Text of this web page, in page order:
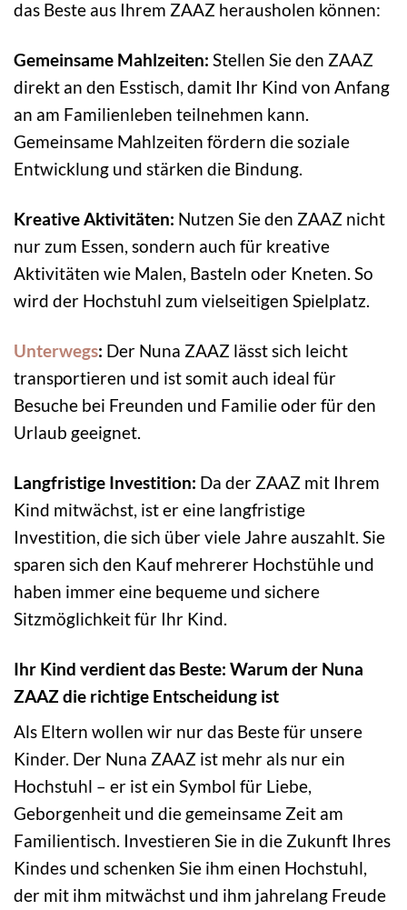
das Beste aus Ihrem ZAAZ herausholen können:
Gemeinsame Mahlzeiten: Stellen Sie den ZAAZ
direkt an den Esstisch, damit Ihr Kind von Anfang
an am Familienleben teilnehmen kann.
Gemeinsame Mahlzeiten fördern die soziale
Entwicklung und stärken die Bindung.
Kreative Aktivitäten: Nutzen Sie den ZAAZ nicht
nur zum Essen, sondern auch für kreative
Aktivitäten wie Malen, Basteln oder Kneten. So
wird der Hochstuhl zum vielseitigen Spielplatz.
Unterwegs: Der Nuna ZAAZ lässt sich leicht
transportieren und ist somit auch ideal für
Besuche bei Freunden und Familie oder für den
Urlaub geeignet.
Langfristige Investition: Da der ZAAZ mit Ihrem
Kind mitwächst, ist er eine langfristige
Investition, die sich über viele Jahre auszahlt. Sie
sparen sich den Kauf mehrerer Hochstühle und
haben immer eine bequeme und sichere
Sitzmöglichkeit für Ihr Kind.
Ihr Kind verdient das Beste: Warum der Nuna
ZAAZ die richtige Entscheidung ist
Als Eltern wollen wir nur das Beste für unsere
Kinder. Der Nuna ZAAZ ist mehr als nur ein
Hochstuhl – er ist ein Symbol für Liebe,
Geborgenheit und die gemeinsame Zeit am
Familientisch. Investieren Sie in die Zukunft Ihres
Kindes und schenken Sie ihm einen Hochstuhl,
der mit ihm mitwächst und ihm jahrelang Freude